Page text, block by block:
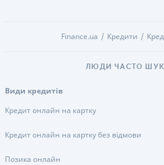
Finance.ua Кредити
ЛЮДИ ЧАСТО
Види кредитів
Кредит онлайн на картку
Кредит онлайн на картку без відмови
Позика онлайн